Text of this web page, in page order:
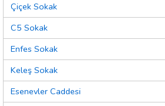
Çiçek Sokak
C5 Sokak
Enfes Sokak
Keleş Sokak
Esenevler Caddesi